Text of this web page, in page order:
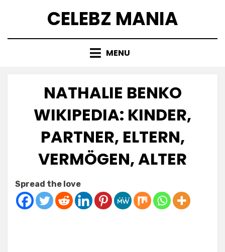
CELEBZ MANIA
MENU
NATHALIE BENKO
WIKIPEDIA: KINDER,
PARTNER, ELTERN,
VERMÖGEN, ALTER
on
Spread the love